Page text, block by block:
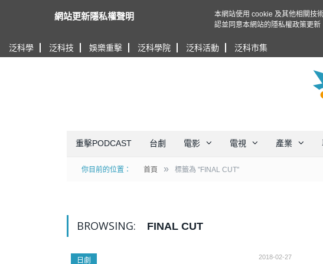
泛科學 泛科技 娛樂重擊 泛科學院 泛科活動 泛科市集
重擊PODCAST 台劇 電影 電視 產業
你目前的位置： 首頁 » 標籤為 "FINAL CUT"
BROWSING: FINAL CUT
日劇 2018-02-27
網站更新隱私權聲明
本網站使用 cookie 及其他相關技
認並同意本網站的隱私權政策更新